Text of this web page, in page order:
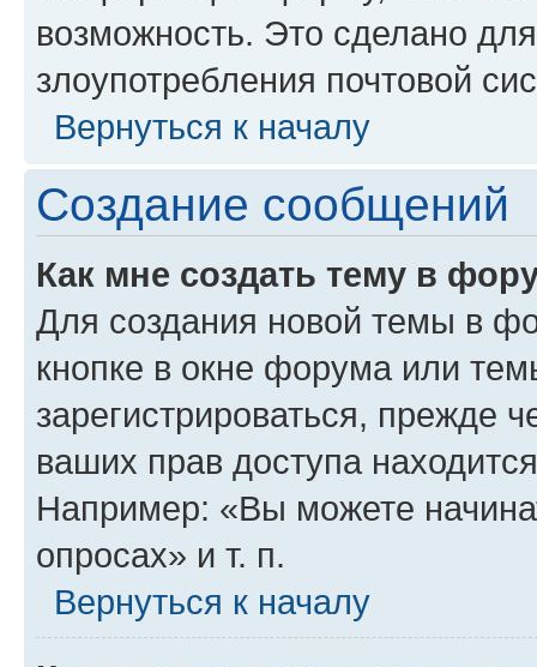
возможность. Это сделано
злоупотребления почтовой
Вернуться к началу
Создание сообщений
Как мне создать тему в
Для создания новой темы в
кнопке в окне форума или
зарегистрироваться, прежде
ваших прав доступа
Например: «Вы можете
опросах» и т. п.
Вернуться к началу